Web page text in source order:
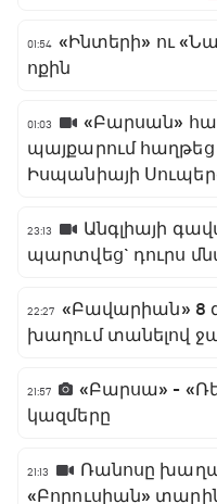
01:54 «Ինտերի» ու
ոքին
01:03
«Բարսան»
պայքարում հաղթեց
Իսպանիայի
23:13
Անգլիայի
պարտվեց` դուրս
22:27 «Բավարիան» 8
խաղում տանելով
21:57
«Բարսա» -
կազմերը
21:13
Ռանոսը
«Բորուսիան»